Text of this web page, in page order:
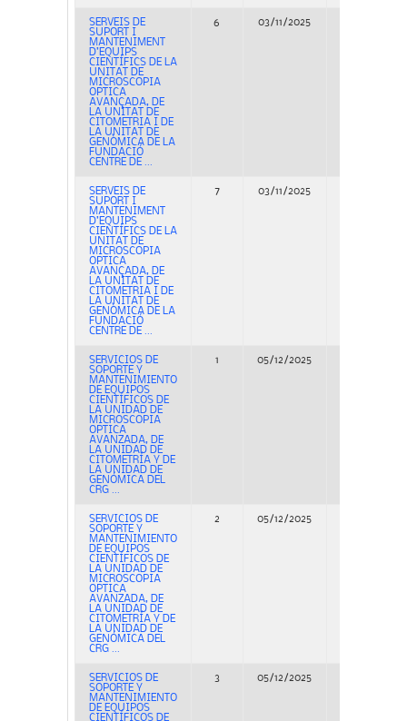
SERVEIS DE
SUPORT I
MANTENIMENT
D’EQUIPS
CIENTÍFICS DE LA
UNITAT DE
MICROSCOPIA
OPTICA
AVANÇADA, DE
LA UNITAT DE
CITOMETRIA I DE
LA UNITAT DE
GENÒMICA DE LA
FUNDACIÓ
CENTRE DE ...
6 03/11/2025
SERVEIS DE
SUPORT I
MANTENIMENT
D’EQUIPS
CIENTÍFICS DE LA
UNITAT DE
MICROSCOPIA
OPTICA
AVANÇADA, DE
LA UNITAT DE
CITOMETRIA I DE
LA UNITAT DE
GENÒMICA DE LA
FUNDACIÓ
CENTRE DE ...
7 03/11/2025
SERVICIOS DE
SOPORTE Y
MANTENIMIENTO
DE EQUIPOS
CIENTÍFICOS DE
LA UNIDAD DE
MICROSCOPIA
OPTICA
AVANZADA, DE
LA UNIDAD DE
CITOMETRÍA Y DE
LA UNIDAD DE
GENÓMICA DEL
CRG ...
1 05/12/2025
SERVICIOS DE
SOPORTE Y
MANTENIMIENTO
DE EQUIPOS
CIENTÍFICOS DE
LA UNIDAD DE
MICROSCOPIA
OPTICA
AVANZADA, DE
LA UNIDAD DE
CITOMETRÍA Y DE
LA UNIDAD DE
GENÓMICA DEL
CRG ...
2 05/12/2025
SERVICIOS DE
SOPORTE Y
MANTENIMIENTO
DE EQUIPOS
CIENTÍFICOS DE
3 05/12/2025